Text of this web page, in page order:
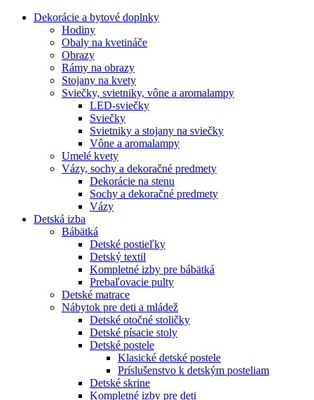
Dekorácie a bytové doplnky
Hodiny
Obaly na kvetináče
Obrazy
Rámy na obrazy
Stojany na kvety
Sviečky, svietniky, vône a aromalampy
LED-sviečky
Sviečky
Svietniky a stojany na sviečky
Vône a aromalampy
Umelé kvety
Vázy, sochy a dekoračné predmety
Dekorácie na stenu
Sochy a dekoračné predmety
Vázy
Detská izba
Bábätká
Detské postieľky
Detský textil
Kompletné izby pre bábätká
Prebaľovacie pulty
Detské matrace
Nábytok pre deti a mládež
Detské otočné stoličky
Detské písacie stoly
Detské postele
Klasické detské postele
Príslušenstvo k detským posteliam
Detské skrine
Kompletné izby pre deti